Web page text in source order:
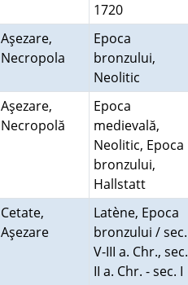
1720
Aşezare,
Necropola
Epoca
bronzului,
Neolitic
Aşezare,
Necropolă
Epoca
medievală,
Neolitic, Epoca
bronzului,
Hallstatt
Cetate,
Aşezare
Latène, Epoca
bronzului / sec.
V-III a. Chr., sec.
II a. Chr. - sec. I